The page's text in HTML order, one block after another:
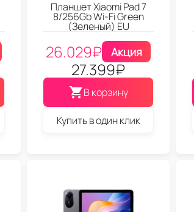
Планшет Xiaomi Pad 7
8/256Gb Wi-Fi Green
(Зеленый) EU
26.029₽ Акция
27.399₽
В корзину
Купить в один клик